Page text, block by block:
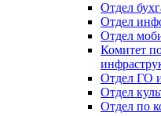
Отдел
Отдел
Отдел
Комитет
Отдел ГО
Отдел
Отдел по